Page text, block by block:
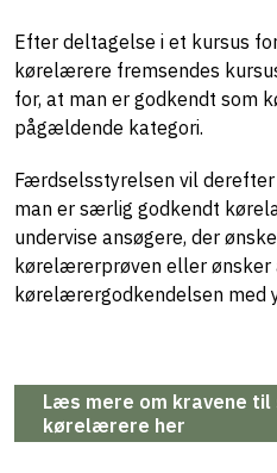
Efter deltagelse i et kursus
kørelærere fremsendes
for, at man er godkendt som
pågældende kategori.
Færdselsstyrelsen vil
man er særlig godkendt
undervise ansøgere, der
kørelærerprøven eller ønsker
kørelærergodkendelsen med
Læs mere om kravene
kørelærere her